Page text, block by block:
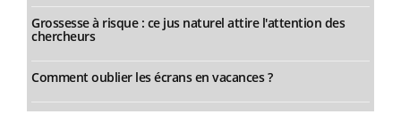
Grossesse à risque : ce jus naturel attire l'attention des
chercheurs
Comment oublier les écrans en vacances ?